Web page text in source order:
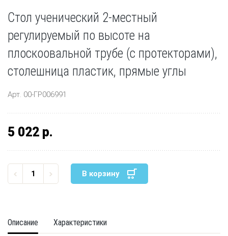
Стол ученический 2-местный
регулируемый по высоте на
плоскоовальной трубе (с протекторами),
столешница пластик, прямые углы
Арт. 00-ГР006991
5 022 р.
В корзину
Описание Характеристики